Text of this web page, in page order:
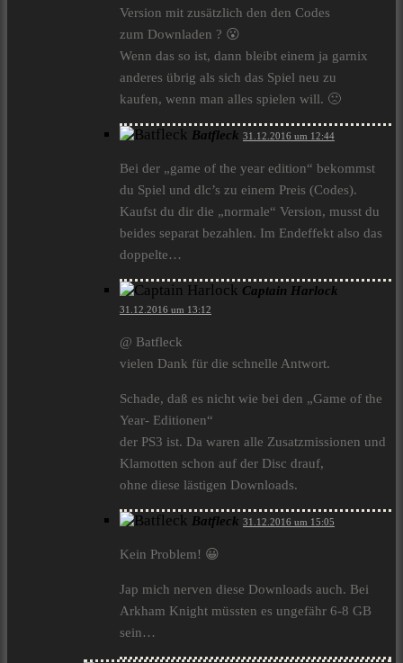
Version mit zusätzlich den den Codes
zum Downladen ? 😮
Wenn das so ist, dann bleibt einem ja garnix
anderes übrig als sich das Spiel neu zu
kaufen, wenn man alles spielen will. 🙁
Batfleck 31.12.2016 um 12:44
Bei der „game of the year edition“ bekommst
du Spiel und dlc’s zu einem Preis (Codes).
Kaufst du dir die „normale“ Version, musst du
beides separat bezahlen. Im Endeffekt also das
doppelte…
Captain Harlock
31.12.2016 um 13:12
@ Batfleck
vielen Dank für die schnelle Antwort.
Schade, daß es nicht wie bei den „Game of the
Year- Editionen“
der PS3 ist. Da waren alle Zusatzmissionen und
Klamotten schon auf der Disc drauf,
ohne diese lästigen Downloads.
Batfleck 31.12.2016 um 15:05
Kein Problem! 😀
Jap mich nerven diese Downloads auch. Bei
Arkham Knight müssten es ungefähr 6-8 GB
sein…